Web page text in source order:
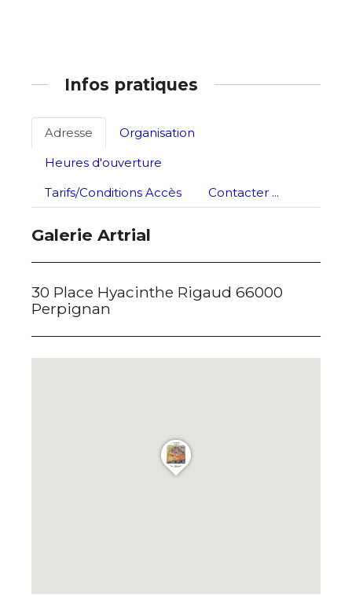
Infos pratiques
Adresse
Organisation
Heures d'ouverture
Tarifs/Conditions Accès
Contacter ...
Galerie Artrial
30 Place Hyacinthe Rigaud 66000
Perpignan